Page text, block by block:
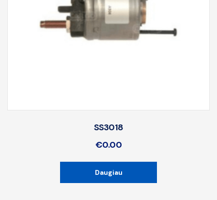
SS3018
€0.00
Daugiau